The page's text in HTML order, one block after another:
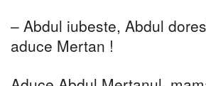
– Abdul iubeste, Abdul
aduce Mertan !